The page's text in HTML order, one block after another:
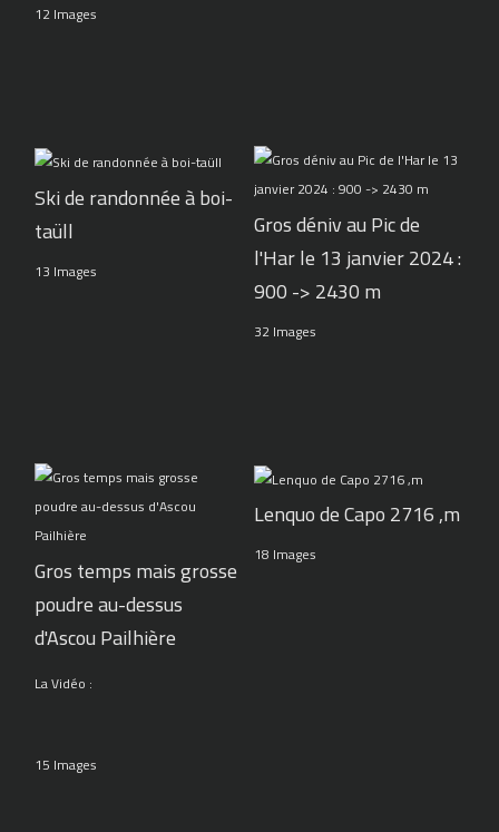
12 Images
Ski de randonnée à boi-
taüll
13 Images
Gros déniv au Pic de
l'Har le 13 janvier 2024 :
900 -> 2430 m
32 Images
Gros temps mais grosse
poudre au-dessus
d'Ascou Pailhière
La Vidéo :
15 Images
Lenquo de Capo 2716 ,m
18 Images